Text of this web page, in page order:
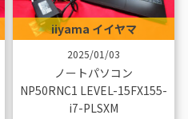
iiyama イイヤマ
2025/01/03
ノートパソコン
NP50RNC1 LEVEL-15FX155-
i7-PLSXM